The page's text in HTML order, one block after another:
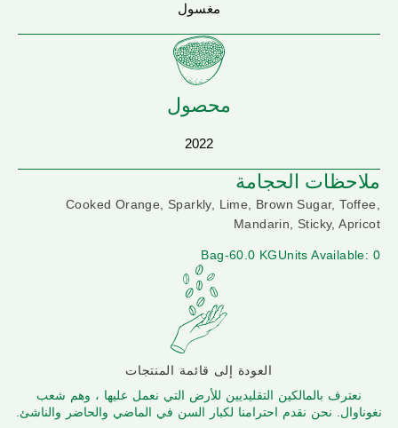
مغسول
محصول
2022
ملاحظات الحجامة
Cooked Orange, Sparkly, Lime, Brown Sugar, Toffee,
Mandarin, Sticky, Apricot
Units Available: 0
Bag-60.0 KG
العودة إلى قائمة المنتجات
نعترف بالمالكين التقليديين للأرض التي نعمل عليها ، وهم شعب
نغوناوال. نحن نقدم احترامنا لكبار السن في الماضي والحاضر والناشئ.